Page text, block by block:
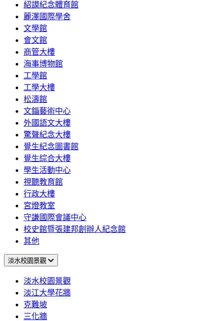
紹謨紀念體育館
麗澤國際學舍
文學館
會文館
商管大樓
海事博物館
工學館
工學大樓
松濤館
文錙藝術中心
外國語文大樓
驚聲紀念大樓
覺生紀念圖書館
覺生綜合大樓
學生活動中心
視聽教育館
行政大樓
宮燈教室
守謙國際會議中心
校史館暨張建邦創辦人紀念館
其他
淡水校園景觀
淡水校園景觀
淡江大學花牆
克難坡
三化牆